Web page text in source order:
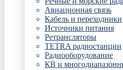
Авиационная связь
Кабель и переходники
Источники питания
Ретрансляторы
TETRA радиостанции
Радиооборудование
КВ и